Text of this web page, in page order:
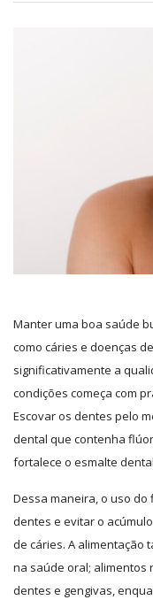
Manter uma boa saúde
como cáries e doenças
significativamente a
condições começa com
Escovar os dentes pelo
dental que contenha
fortalece o esmalte
Dessa maneira, o uso
dentes e evitar o
de cáries. A alimentação
na saúde oral; alimentos
dentes e gengivas,